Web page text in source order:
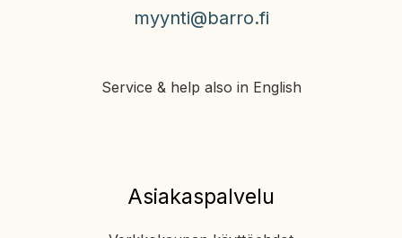
myynti@barro.fi
Service & help also in English
Asiakaspalvelu